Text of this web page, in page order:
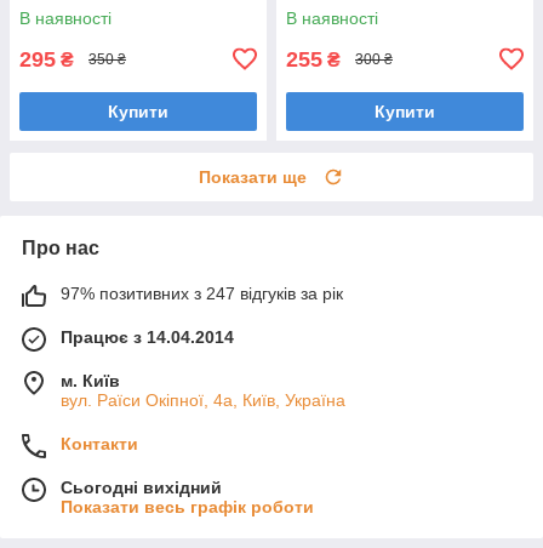
В наявності
295 ₴ 350 ₴
Купити
В наявності
255 ₴ 300 ₴
Купити
Показати ще
Про нас
97% позитивних з 247 відгуків за рік
Працює з 14.04.2014
м. Київ
вул. Раїси Окіпної, 4а, Київ, Україна
Контакти
Сьогодні вихідний
Показати весь графік роботи